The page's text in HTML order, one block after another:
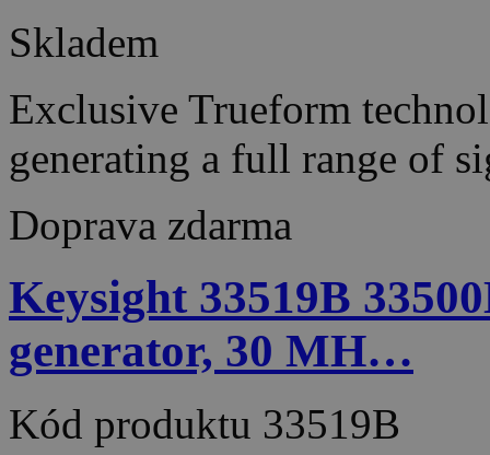
Skladem
Exclusive Trueform
generating a full range of
Doprava zdarma
Keysight 33519B
generator, 30 MH…
Kód produktu 33519B